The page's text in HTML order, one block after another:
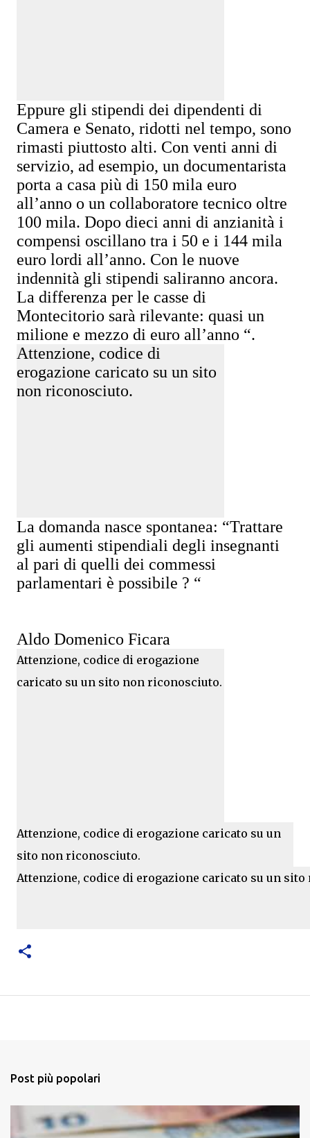
Eppure gli stipendi dei dipendenti di
Camera e Senato, ridotti nel tempo, sono
rimasti piuttosto alti. Con venti anni di
servizio, ad esempio, un documentarista
porta a casa più di 150 mila euro
all’anno o un collaboratore tecnico oltre
100 mila. Dopo dieci anni di anzianità i
compensi oscillano tra i 50 e i 144 mila
euro lordi all’anno. Con le nuove
indennità gli stipendi saliranno ancora.
La differenza per le casse di
Montecitorio sarà rilevante: quasi un
milione e mezzo di euro all’anno “.
Attenzione, codice di
erogazione caricato su un sito
non riconosciuto.
La domanda nasce spontanea: “Trattare
gli aumenti stipendiali degli insegnanti
al pari di quelli dei commessi
parlamentari è possibile ? “
Aldo Domenico Ficara
Attenzione, codice di erogazione
caricato su un sito non riconosciuto.
Attenzione, codice di erogazione caricato su un
sito non riconosciuto.
Attenzione, codice di erogazione caricato su un
Post più popolari